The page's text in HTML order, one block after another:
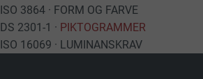
ISO 3864 · FORM OG FARVE
DS 2301-1 · PIKTOGRAMMER
ISO 16069 · LUMINANSKRAV